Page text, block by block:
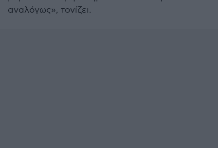
αναλόγως», τονίζει.